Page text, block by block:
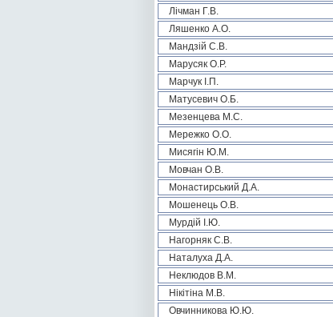
Лічман Г.В.
Ляшенко А.О.
Мандзій С.В.
Марусяк О.Р.
Марчук І.П.
Матусевич О.Б.
Мезенцева М.С.
Мережко О.О.
Мисягін Ю.М.
Мовчан О.В.
Монастирський Д.А.
Мошенець О.В.
Мурдій І.Ю.
Нагорняк С.В.
Наталуха Д.А.
Неклюдов В.М.
Нікітіна М.В.
Овчинникова Ю.Ю.